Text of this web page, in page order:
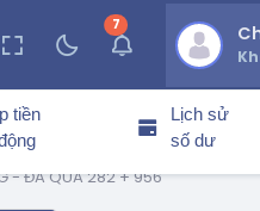
7thông báo chưa đọc
tiền
Lịch sử
số dư
- ĐÃ QUA 282 + 956